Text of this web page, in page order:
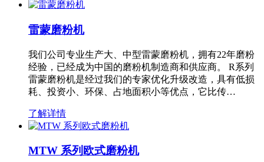
雷蒙磨粉机
我们公司专业生产大、中型雷蒙磨粉机，拥有22年磨粉
经验，已经成为中国的磨粉机制造商和供应商。 R系列
雷蒙磨粉机是经过我们的专家优化升级改造，具有低损
耗、投资小、环保、占地面积小等优点，它比传…
了解详情
MTW 系列欧式磨粉机